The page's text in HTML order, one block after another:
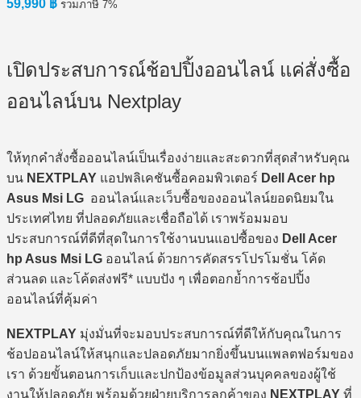
59,990 ฿ รวมภาษี 7%
เปิดประสบการณ์ช้อปปิ้งออนไลน์ แค่สั่งซื้อ
ออนไลน์บน Nextplay
ให้ทุกคำสั่งซื้อออนไลน์เป็นเรื่องง่ายและสะดวกที่สุดสำหรับคุณ
บน NEXTPLAY แอปพลิเคชันซื้อคอมพิวเตอร์ Dell Acer hp
Asus Msi LG ออนไลน์และเว็บซื้อของออนไลน์ยอดนิยมใน
ประเทศไทย ที่ปลอดภัยและเชื่อถือได้ เราพร้อมมอบ
ประสบการณ์ที่ดีที่สุดในการใช้งานบนแอปซื้อของ Dell Acer
hp Asus Msi LG ออนไลน์ ด้วยการคัดสรรโปรโมชั่น โค้ด
ส่วนลด และโค้ดส่งฟรี* แบบปัง ๆ เพื่อตอกย้ำการช้อปปิ้ง
ออนไลน์ที่คุ้มค่า
NEXTPLAY มุ่งมั่นที่จะมอบประสบการณ์ที่ดีให้กับคุณในการ
ช้อปออนไลน์ให้สนุกและปลอดภัยมากยิ่งขึ้นบนแพลตฟอร์มของ
เรา ด้วยขั้นตอนการเก็บและปกป้องข้อมูลส่วนบุคคลของผู้ใช้
งานให้ปลอดภัย พร้อมด้วยฝ่ายบริการลูกค้าของ NEXTPLAY ที่